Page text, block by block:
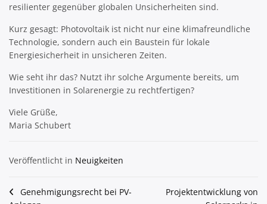
resilienter gegenüber globalen Unsicherheiten sind.
Kurz gesagt: Photovoltaik ist nicht nur eine klimafreundliche
Technologie, sondern auch ein Baustein für lokale
Energiesicherheit in unsicheren Zeiten.
Wie seht ihr das? Nutzt ihr solche Argumente bereits, um
Investitionen in Solarenergie zu rechtfertigen?
Viele Grüße,
Maria Schubert
Veröffentlicht in Neuigkeiten
Beitragsnavigation
Genehmigungsrecht bei PV-
Projektentwicklung von